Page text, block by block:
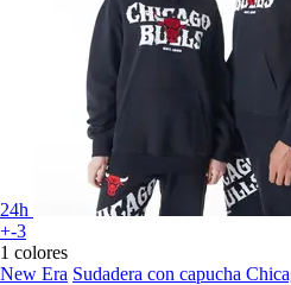
24h
+-3
1 colores
New Era Sudadera con capucha